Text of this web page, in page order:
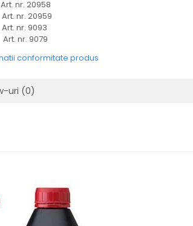
nr. 20958
nr. 20959
nr. 9093
nr. 9079
conformitate produs
uri (0)